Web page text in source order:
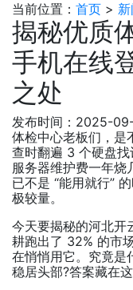
当前位置： 首页 >
揭秘优质
手机在线
之处
发布时间：2025-
体检中心老板们，是
查时翻遍 3 个硬盘找
服务器维护费一年
已不是 “能用就行”
极较量。
今天要揭秘的河北开
耕跑出了 32% 的市
在悄悄用它。究竟是
稳居头部?答案藏在